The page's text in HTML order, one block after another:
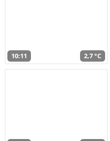
10:11 2,7 °C